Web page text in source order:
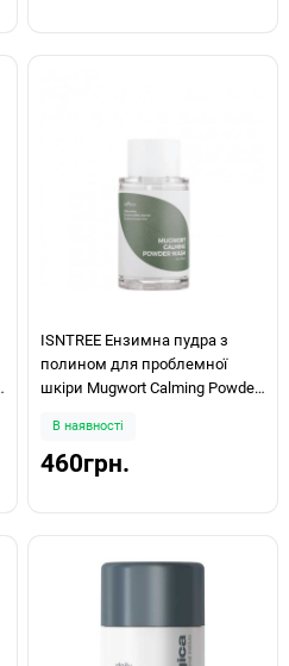
ISNTREE Ензимна пудра з
полином для проблемної
шкіри Mugwort Calming Powder
В наявності
460грн.